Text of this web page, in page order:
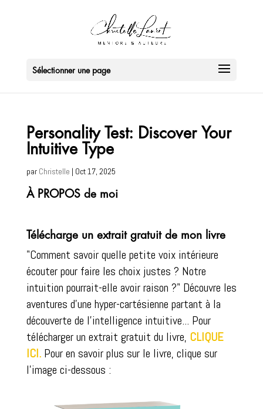
Sélectionner une page
Personality Test: Discover Your
Intuitive Type
par Christelle | Oct 17, 2025
À PROPOS de moi
Télécharge un extrait gratuit de mon livre
"Comment savoir quelle petite voix intérieure
écouter pour faire les choix justes ? Notre
intuition pourrait-elle avoir raison ?" Découvre les
aventures d'une hyper-cartésienne partant à la
découverte de l'intelligence intuitive... Pour
télécharger un extrait gratuit du livre, CLIQUE
ICI.Pour en savoir plus sur le livre, clique sur
l'image ci-dessous :